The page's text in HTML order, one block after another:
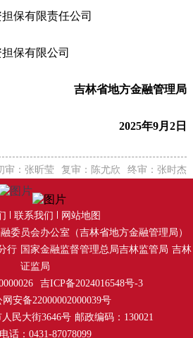
保有限责任公司
保有限公司
吉林省地方金融管理局
2025年9月2日
审：张昕莹 复审：陈尤欣 终审：张时杰
联系我们
网站地图
委员会办公室（吉林省地方金融管理局）
行 国家金融监督管理总局吉林监管局 吉林
证监局
吉ICP备2024016548号-3
安备22000002000039号
民大街3646号 邮政编码：130021
话：0431-87078099